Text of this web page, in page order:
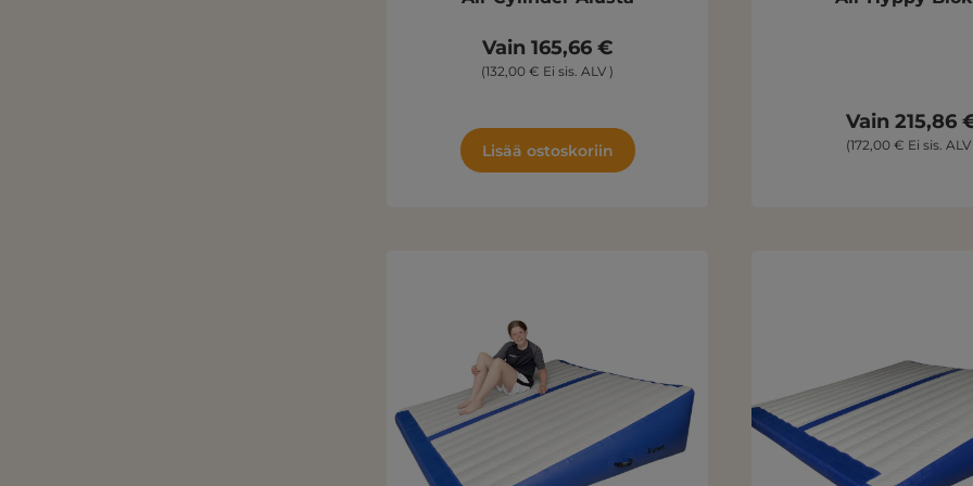
Vain 165,66 €
(132,00 € Ei sis. ALV )
Lisää ostoskoriin
Vain 215,86
(172,00 € Ei sis. ALV